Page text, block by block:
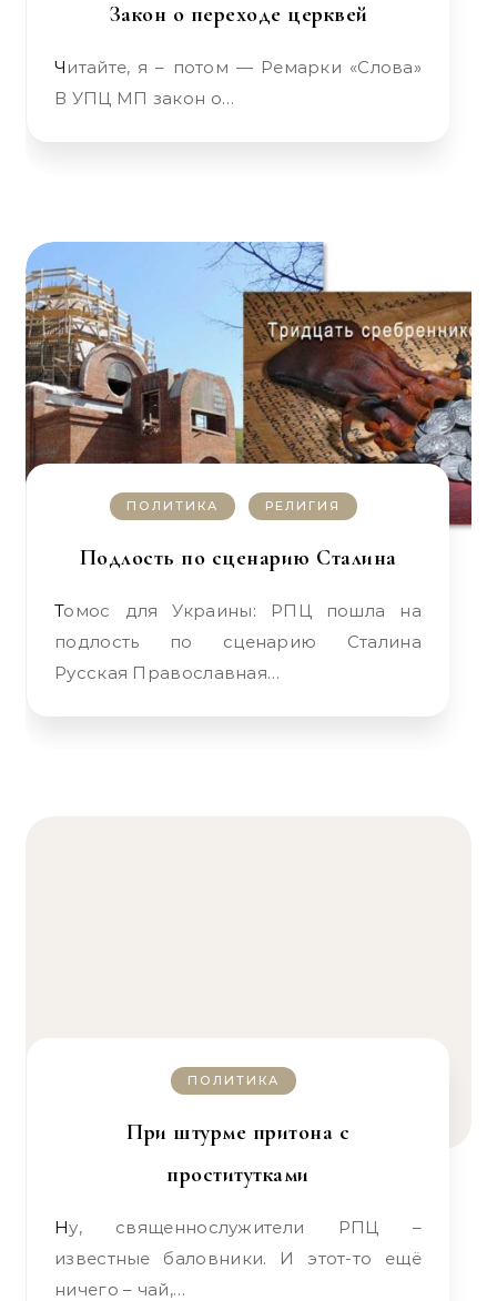
Закон о переходе церквей
Читайте, я – потом — Ремарки «Слова»
В УПЦ МП закон о…
ПОЛИТИКА РЕЛИГИЯ
Подлость по сценарию Сталина
Томос для Украины: РПЦ пошла на
подлость по сценарию Сталина
Русская Православная…
ПОЛИТИКА
При штурме притона с
проститутками
Ну, священнослужители РПЦ –
известные баловники. И этот-то ещё
ничего – чай,…